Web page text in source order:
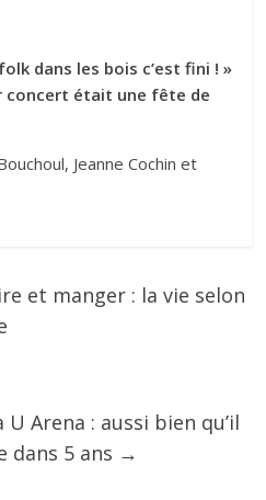
dans les bois c’est fini ! »
concert était une fête de
Jeanne Cochin et
et manger : la vie selon
Arena : aussi bien qu’il
dans 5 ans →